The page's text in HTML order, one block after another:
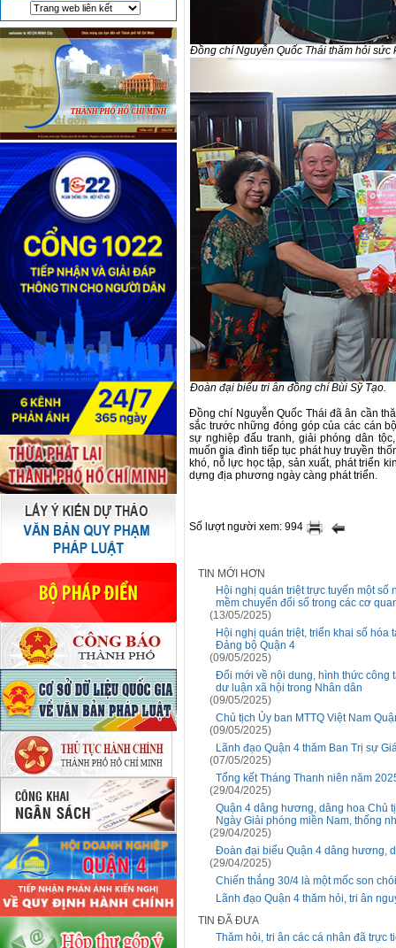
Đồng chí Nguyễn Quốc Thái thăm hỏi sức
Đoàn đại biểu tri ân đồng chí Bùi Sỹ Tạo.
Đồng chí Nguyễn Quốc Thái đã ân cần
sắc trước những đóng góp của các cán
sự nghiệp đấu tranh, giải phóng dân
muốn gia đình tiếp tục phát huy truyền
khó, nỗ lực học tập, sản xuất, phát triển
dựng địa phương ngày càng phát triển.
Số lượt người xem: 994
TIN MỚI HƠN
Hội nghị quán triệt trực tuyến một
mềm chuyển đổi số trong các cơ
(13/05/2025)
Hội nghị quán triệt, triển khai số
Đảng bộ Quận 4
(09/05/2025)
Đổi mới về nội dung, hình thức công
dư luận xã hội trong Nhân dân
(09/05/2025)
Chủ tịch Ủy ban MTTQ Việt Nam
(09/05/2025)
Lãnh đạo Quận 4 thăm Ban Trị sự
(07/05/2025)
Tổng kết Tháng Thanh niên năm
(29/04/2025)
Quận 4 dâng hương, dâng hoa Chủ
Ngày Giải phóng miền Nam, thống
(29/04/2025)
Đoàn đại biểu Quận 4 dâng hương,
(29/04/2025)
Chiến thắng 30/4 là một mốc son
Lãnh đạo Quận 4 thăm hỏi, tri ân
TIN ĐÃ ĐƯA
Thăm hỏi, tri ân các cá nhân đã trực